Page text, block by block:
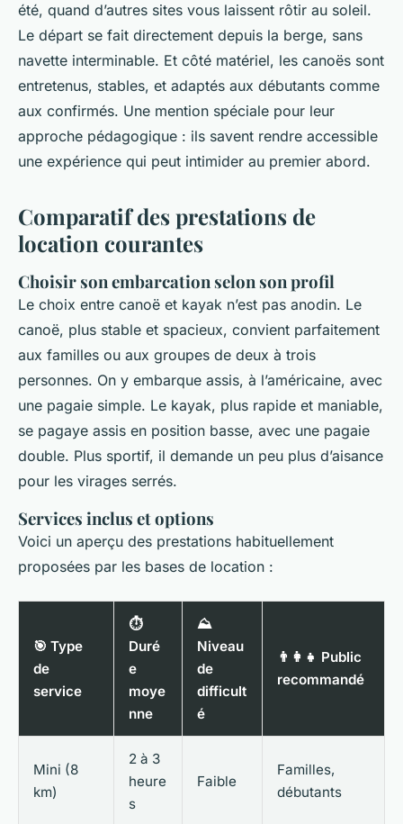
été, quand d’autres sites vous laissent rôtir au soleil.
Le départ se fait directement depuis la berge, sans
navette interminable. Et côté matériel, les canoës sont
entretenus, stables, et adaptés aux débutants comme
aux confirmés. Une mention spéciale pour leur
approche pédagogique : ils savent rendre accessible
une expérience qui peut intimider au premier abord.
Comparatif des prestations de
location courantes
Choisir son embarcation selon son profil
Le choix entre canoë et kayak n’est pas anodin. Le
canoë, plus stable et spacieux, convient parfaitement
aux familles ou aux groupes de deux à trois
personnes. On y embarque assis, à l’américaine, avec
une pagaie simple. Le kayak, plus rapide et maniable,
se pagaye assis en position basse, avec une pagaie
double. Plus sportif, il demande un peu plus d’aisance
pour les virages serrés.
Services inclus et options
Voici un aperçu des prestations habituellement
proposées par les bases de location :
🎯 Type
de
service
⏱️
Duré
e
moye
nne
⛰️
Niveau
de
difficult
é
👨‍👩‍👧 Public
recommandé
Mini (8
km)
2 à 3
heure
s
Faible
Familles,
débutants